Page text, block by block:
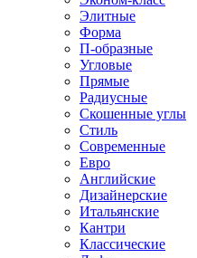
Элитные
Форма
П-образные
Угловые
Прямые
Радиусные
Скошенные углы
Стиль
Современные
Евро
Английские
Дизайнерские
Итальянские
Кантри
Классические